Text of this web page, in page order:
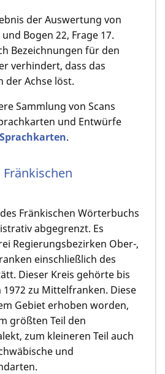
der Auswertung von
Bogen 22, Frage 17.
Bezeichnungen für den
verhindert, dass das
der Achse löst.
Sammlung von Scans
und Entwürfe
Sprachkarten.
Fränkischen
Fränkischen Wörterbuchs
abgegrenzt. Es
Regierungsbezirken Ober-,
einschließlich des
Dieser Kreis gehörte bis
zu Mittelfranken. Diese
Gebiet erhoben worden,
größten Teil den
zum kleineren Teil auch
und